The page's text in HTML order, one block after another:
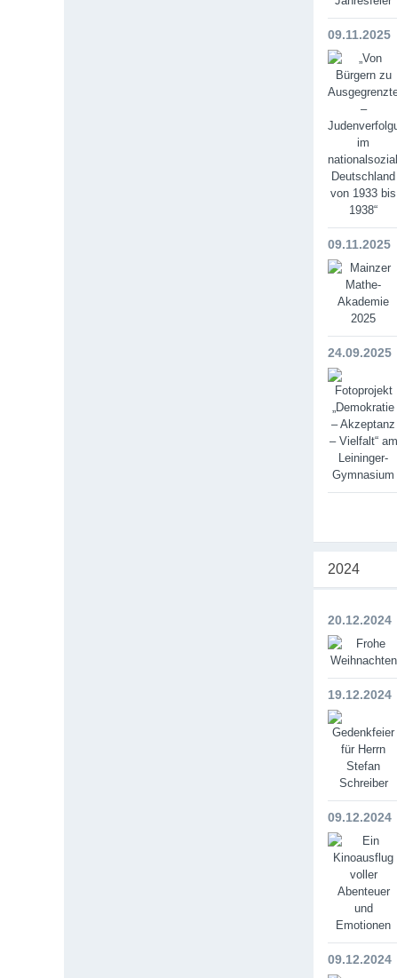
09.11.2025
09.11.2025
24.09.2025
2024
20.12.2024
19.12.2024
09.12.2024
09.12.2024